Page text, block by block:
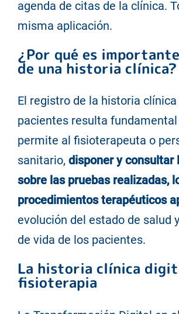
agenda de citas de la clínica.
misma aplicación.
¿Por qué es
de una historia clínica?
El registro de la historia
pacientes resulta fundamental
permite al fisioterapeuta o
sanitario, disponer y consultar
sobre las pruebas realizadas,
procedimientos terapéuticos
evolución del estado de salud
de vida de los pacientes.
La historia clínica
fisioterapia